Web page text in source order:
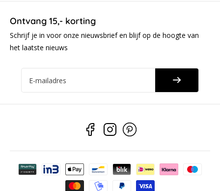
Ontvang 15,- korting
Schrijf je in voor onze nieuwsbrief en blijf op de hoogte van
het laatste nieuws
E-mailadres